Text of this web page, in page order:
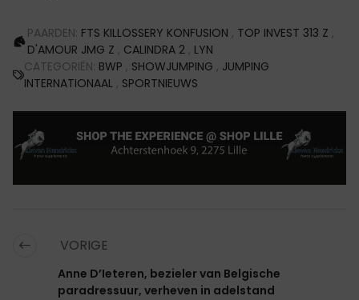
PAARDEN: FTS KILLOSSERY KONFUSION , TOP INVEST 313 Z ,
D'AMOUR JMG Z , CALINDRA 2 , LYN
CATEGORIËN: BWP , SHOWJUMPING , JUMPING
INTERNATIONAAL , SPORTNIEUWS
VORIGE
Anne D’Ieteren, bezieler van Belgische
paradressuur, verheven in adelstand